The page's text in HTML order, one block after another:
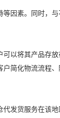
因素。同时，
以将其产品存
简化物流流程
发货服务在该